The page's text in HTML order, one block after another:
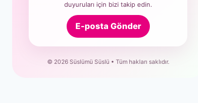
duyuruları için bizi takip edin.
E-posta Gönder
© 2026 Süslümü Süslü • Tüm hakları saklıdır.